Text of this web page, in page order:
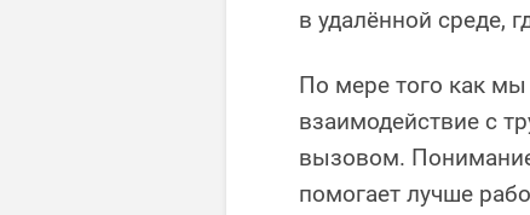
в удалённой среде,
По мере того как
взаимодействие с
вызовом.
помогает лучше